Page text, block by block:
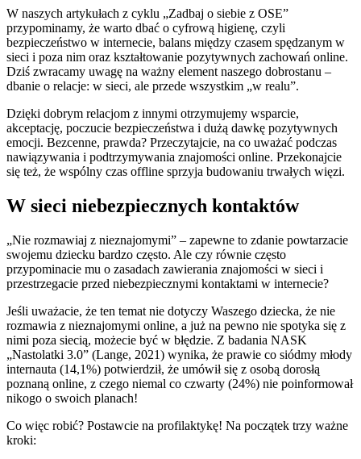
W naszych artykułach z cyklu „Zadbaj o siebie z OSE”
przypominamy, że warto dbać o cyfrową higienę, czyli
bezpieczeństwo w internecie, balans między czasem spędzanym w
sieci i poza nim oraz kształtowanie pozytywnych zachowań online.
Dziś zwracamy uwagę na ważny element naszego dobrostanu –
dbanie o relacje: w sieci, ale przede wszystkim „w realu”.
Dzięki dobrym relacjom z innymi otrzymujemy wsparcie,
akceptację, poczucie bezpieczeństwa i dużą dawkę pozytywnych
emocji. Bezcenne, prawda? Przeczytajcie, na co uważać podczas
nawiązywania i podtrzymywania znajomości online. Przekonajcie
się też, że wspólny czas offline sprzyja budowaniu trwałych więzi.
W sieci niebezpiecznych kontaktów
„Nie rozmawiaj z nieznajomymi” – zapewne to zdanie powtarzacie
swojemu dziecku bardzo często. Ale czy równie często
przypominacie mu o zasadach zawierania znajomości w sieci i
przestrzegacie przed niebezpiecznymi kontaktami w internecie?
Jeśli uważacie, że ten temat nie dotyczy Waszego dziecka, że nie
rozmawia z nieznajomymi online, a już na pewno nie spotyka się z
nimi poza siecią, możecie być w błędzie. Z badania NASK
„Nastolatki 3.0” (Lange, 2021) wynika, że prawie co siódmy młody
internauta (14,1%) potwierdził, że umówił się z osobą dorosłą
poznaną online, z czego niemal co czwarty (24%) nie poinformował
nikogo o swoich planach!
Co więc robić? Postawcie na profilaktykę! Na początek trzy ważne
kroki: